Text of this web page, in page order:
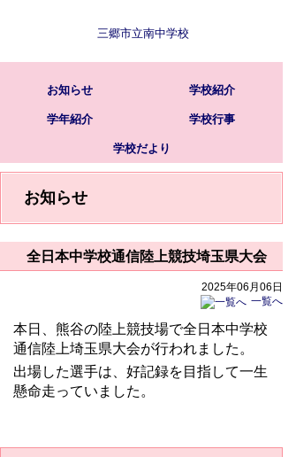
三郷市立南中学校
お知らせ 学校紹介
学年紹介 学校行事
学校だより
お知らせ
全日本中学校通信陸上競技埼玉県大会
2025年06月06日
一覧へ
本日、熊谷の陸上競技場で全日本中学校
通信陸上埼玉県大会が行われました。
出場した選手は、好記録を目指して一生
懸命走っていました。